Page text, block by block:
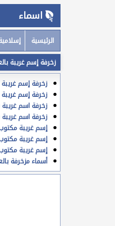
اسماء
الرئيسية
زخرفة إسم غريبة
زخرفة إسم غريبة
زخرفة إسم غريبة
زخرفة اسم غريبة
زخرفة اسم
إسم غريبة
إسم غريبة
إسم غريبة
أسماء مزخرفة